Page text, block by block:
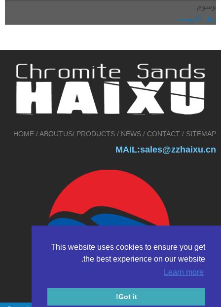
This website uses cookies to ensure you get
the best experience on our website.
Learn more
Got it!
وسوم
رمل الكروميت
HOME / ABOUTUS/ PRODUCTS / NEWS / CONTACT / SITEMAP
MAIL:sales@zzhaixu.cn